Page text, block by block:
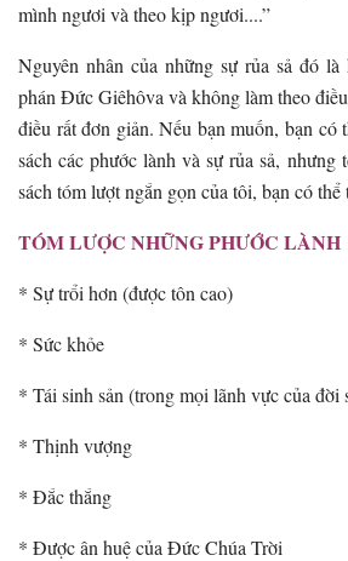
mình ngươi và theo kịp ngươi....”
Nguyên nhân của những sự rủa sả đó
phán Đức Giêhôva và không làm theo
điều rất đơn giản. Nếu bạn muốn, bạn có
sách các phước lành và sự rủa sả, nhưng
sách tóm lượt ngắn gọn của tôi, bạn có
TÓM LƯỢC NHỮNG PHƯỚC LÀNH
* Sự trổi hơn (được tôn cao)
* Sức khỏe
* Tái sinh sản (trong mọi lãnh vực của đời
* Thịnh vượng
* Đắc thắng
* Được ân huệ của Đức Chúa Trời